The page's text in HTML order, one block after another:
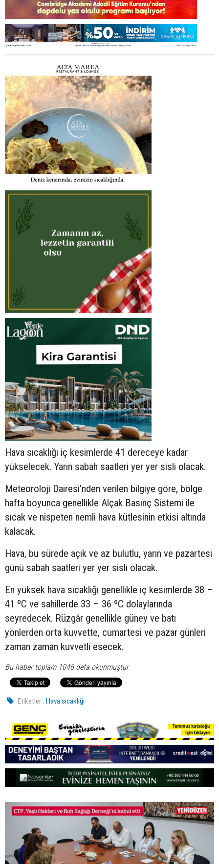
Hava sıcaklığı iç kesimlerde 41 dereceye kadar
yükselecek. Yarın sabah saatleri yer yer sisli olacak.
Meteoroloji Dairesi’nden verilen bilgiye göre, bölge
hafta boyunca genellikle Alçak Basınç Sistemi ile
sıcak ve nispeten nemli hava kütlesinin etkisi altında
kalacak.
Hava, bu sürede açık ve az bulutlu, yarın ve pazartesi
günü sabah saatleri yer yer sisli olacak.
En yüksek hava sıcaklığı genellikle iç kesimlerde 38 –
41 ºC ve sahillerde 33 – 36 ºC dolaylarında
seyredecek. Rüzgâr genellikle güney ve batı
yönlerden orta kuvvette, cumartesi ve pazar günleri
zaman zaman kuvvetli esecek.
Bu haber toplam 1046 defa okunmuştur
Etiketler : Hava sıcaklığı